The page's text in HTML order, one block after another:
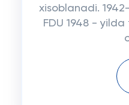
xisoblanadi.
FDU 1948 -